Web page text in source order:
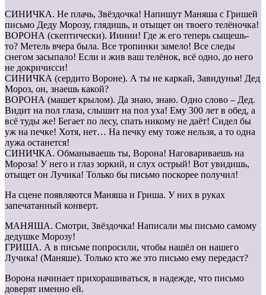
СИНИЧКА. Не плачь, Звёздочка! Напишут Маняша с Гришей
письмо Деду Морозу, глядишь, и отыщет он твоего телёночка!
ВОРОНА (скептически). Иииии! Где ж его теперь сыщешь-
то? Метель вчера была. Все тропинки замело! Все следы
снегом засыпало! Если и жив ваш телёнок, всё одно, до него
не докричисси!
СИНИЧКА (сердито Вороне). А ты не каркай, Завидунья! Дед
Мороз, он, знаешь какой?
ВОРОНА (машет крылом). Да знаю, знаю. Одно слово – Дед.
Видит на пол глаза, слышит на пол уха! Ему 300 лет в обед, а
всё туды же! Бегает по лесу, спать никому не даёт! Сидел бы
уж на печке! Хотя, нет… На печку ему тоже нельзя, а то одна
лужа останется!
СИНИЧКА. Обманываешь ты, Ворона! Наговариваешь на
Мороза! У него и глаз зоркий, и слух острый! Вот увидишь,
отыщет он Лучика! Только бы письмо поскорее получил!
На сцене появляются Маняша и Гриша. У них в руках
запечатанный конверт.
МАНЯША. Смотри, Звёздочка! Написали мы письмо самому
дедушке Морозу!
ГРИША. А в письме попросили, чтобы нашёл он нашего
Лучика! (Маняше). Только кто же это письмо ему передаст?
Ворона начинает прихорашиваться, в надежде, что письмо
доверят именно ей.